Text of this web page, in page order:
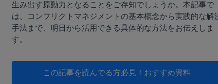
セミナー
お役立ち資料
無料デモ を見る
生み出す原動力となることをご存知でしょうか。本記事で
は、コンフリクトマネジメントの基本概念から実践的な解
手法まで、明日から活用できる具体的な方法をお伝えしま
す。
この記事を読んでる方必見！ おすすめ資料